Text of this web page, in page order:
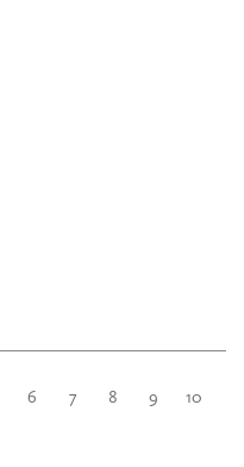
6 7 8 9 10